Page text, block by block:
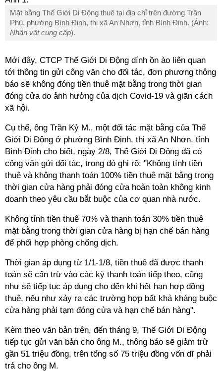
Mặt bằng Thế Giới Di Động thuê tại địa chỉ trên đường Trần
Phú, phường Bình Định, thị xã An Nhơn, tỉnh Bình Định. (Ảnh:
Nhân vật cung cấp).
Mới đây, CTCP Thế Giới Di Động dính ồn ào liên quan
tới thông tin gửi công văn cho đối tác, đơn phương thông
báo sẽ không đóng tiền thuê mặt bằng trong thời gian
đóng cửa do ảnh hưởng của dịch Covid-19 và giãn cách
xã hội.
Cụ thể, ông Trần Kỷ M., một đối tác mặt bằng của Thế
Giới Di Động ở phường Bình Định, thị xã An Nhơn, tỉnh
Bình Định cho biết, ngày 2/8, Thế Giới Di Động đã có
công văn gửi đối tác, trong đó ghi rõ: "Không tính tiền
thuê và không thanh toán 100% tiền thuê mặt bằng trong
thời gian cửa hàng phải đóng cửa hoàn toàn không kinh
doanh theo yêu cầu bắt buộc của cơ quan nhà nước.
Không tính tiền thuê 70% và thanh toán 30% tiền thuê
mặt bằng trong thời gian cửa hàng bị hạn chế bán hàng
để phối hợp phòng chống dịch.
Thời gian áp dụng từ 1/1-1/8, tiền thuê đã được thanh
toán sẽ cấn trừ vào các kỳ thanh toán tiếp theo, cũng
như sẽ tiếp tục áp dụng cho đến khi hết hạn hợp đồng
thuê, nếu như xảy ra các trường hợp bất khả kháng buộc
cửa hàng phải tạm đóng cửa và hạn chế bán hàng".
Kèm theo văn bản trên, đến tháng 9, Thế Giới Di Động
tiếp tục gửi văn bản cho ông M., thông báo sẽ giảm trừ
gần 51 triệu đồng, trên tổng số 75 triệu đồng vốn dĩ phải
trả cho ông M.